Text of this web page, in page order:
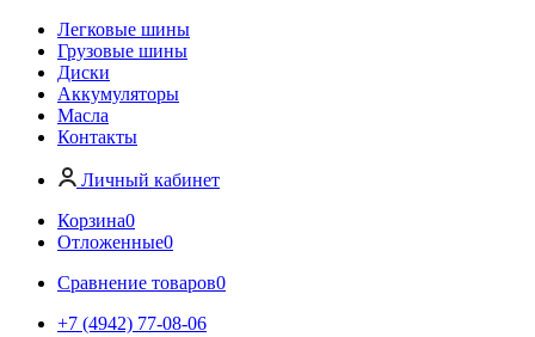
Легковые шины
Грузовые шины
Диски
Аккумуляторы
Масла
Контакты
Личный кабинет
Корзина0
Отложенные0
Сравнение товаров0
+7 (4942) 77-08-06